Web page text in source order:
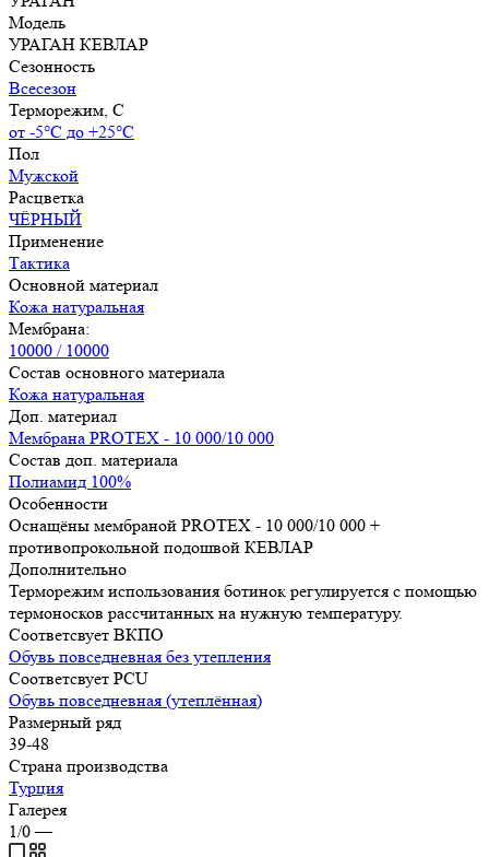
Модель
УРАГАН КЕВЛАР
Сезонность
Всесезон
Терморежим, C
от -5°С до +25°С
Пол
Мужской
Расцветка
ЧЁРНЫЙ
Применение
Тактика
Основной материал
Кожа натуральная
Мембрана:
10000 / 10000
Состав основного материала
Кожа натуральная
Доп. материал
Мембрана PROTEX - 10 000/10 000
Состав доп. материала
Полиамид 100%
Особенности
Оснащёны мембраной PROTEX - 10 000/10 000 +
противопрокольной подошвой КЕВЛАР
Дополнительно
Терморежим использования ботинок регулируется с помощью
термоносков рассчитанных на нужную температуру.
Соответсвует ВКПО
Обувь повседневная без утепления
Соответсвует PCU
Обувь повседневная (утеплённая)
Размерный ряд
39-48
Страна производства
Турция
Галерея
1/0 —